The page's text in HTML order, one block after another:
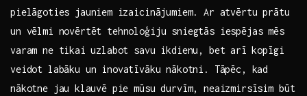
pielāgoties jauniem⁢ izaicinājumiem. Ar‍ atvērtu prātu
un vēlmi novērtēt tehnoloģiju sniegtās iespējas mēs
varam ne tikai⁤ uzlabot savu ikdienu, bet arī⁢ kopīgi
veidot labāku un inovatīvāku⁣ nākotni. Tāpēc, kad
nākotne jau ⁤klauvē pie mūsu durvīm, neaizmirsīsim ‍būt